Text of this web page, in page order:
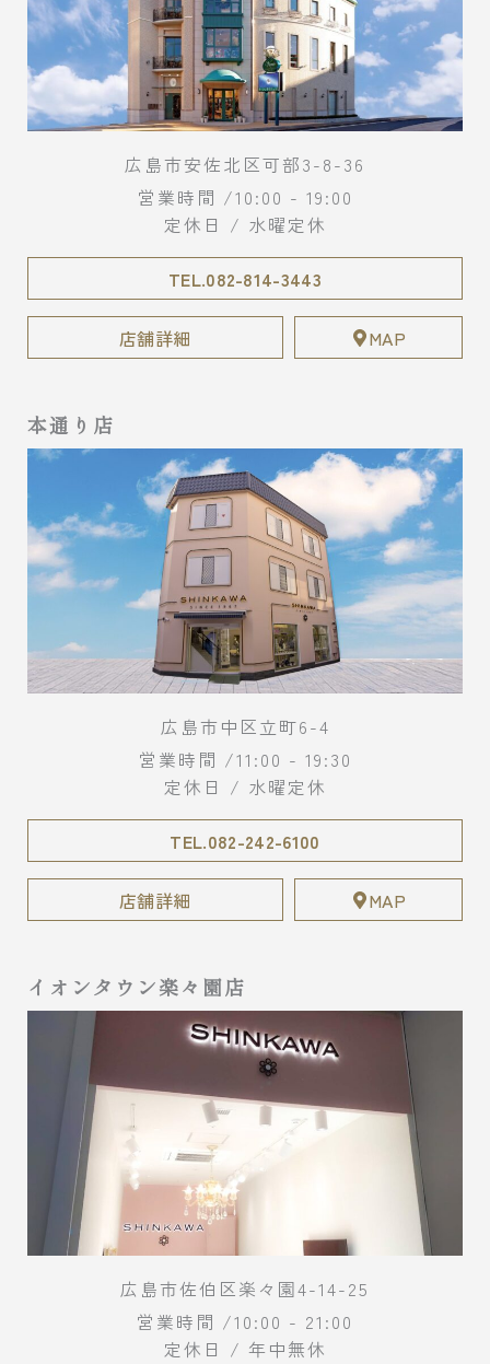
広島市安佐北区可部3-8-36
営業時間 /10:00 - 19:00
定休日 / 水曜定休
TEL.082-814-3443
店舗詳細 MAP
本通り店
広島市中区立町6-4
営業時間 /11:00 - 19:30
定休日 / 水曜定休
TEL.082-242-6100
店舗詳細 MAP
イオンタウン楽々園店
広島市佐伯区楽々園4-14-25
営業時間 /10:00 - 21:00
定休日 / 年中無休